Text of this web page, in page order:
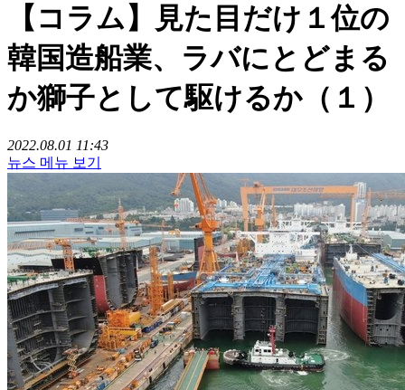
【コラム】見た目だけ１位の
韓国造船業、ラバにとどまる
か獅子として駆けるか（１）
2022.08.01 11:43
뉴스 메뉴 보기